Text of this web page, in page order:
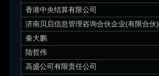
香港中央结算有限公司
济南贝启信息管理咨询合伙企业(有限合伙)
秦大鹏
陆哲伟
高盛公司有限责任公司